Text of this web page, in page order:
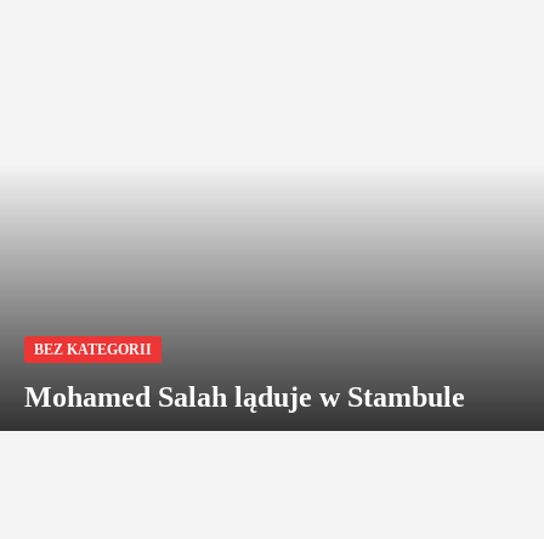
BEZ KATEGORII
Mohamed Salah ląduje w Stambule